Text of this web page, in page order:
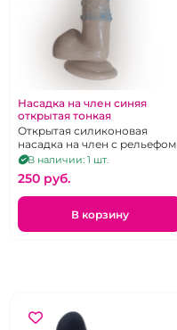
Насадка на член синяя
открытая тонкая
Открытая силиконовая
насадка на член с рельефом
В наличии: 1 шт.
250 pуб.
В корзину